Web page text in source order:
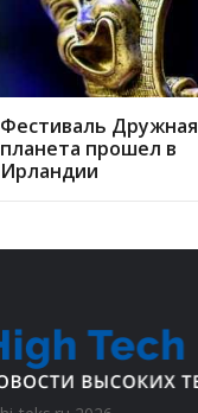
Фестиваль Дружная
планета прошел в
Ирландии